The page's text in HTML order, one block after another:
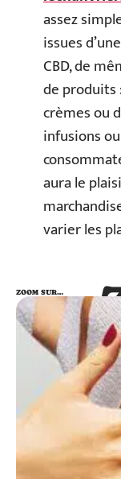
assez
issues
CBD, de
de produits
crèmes ou
infusions
aura le
varier les
ZOOM SUR…